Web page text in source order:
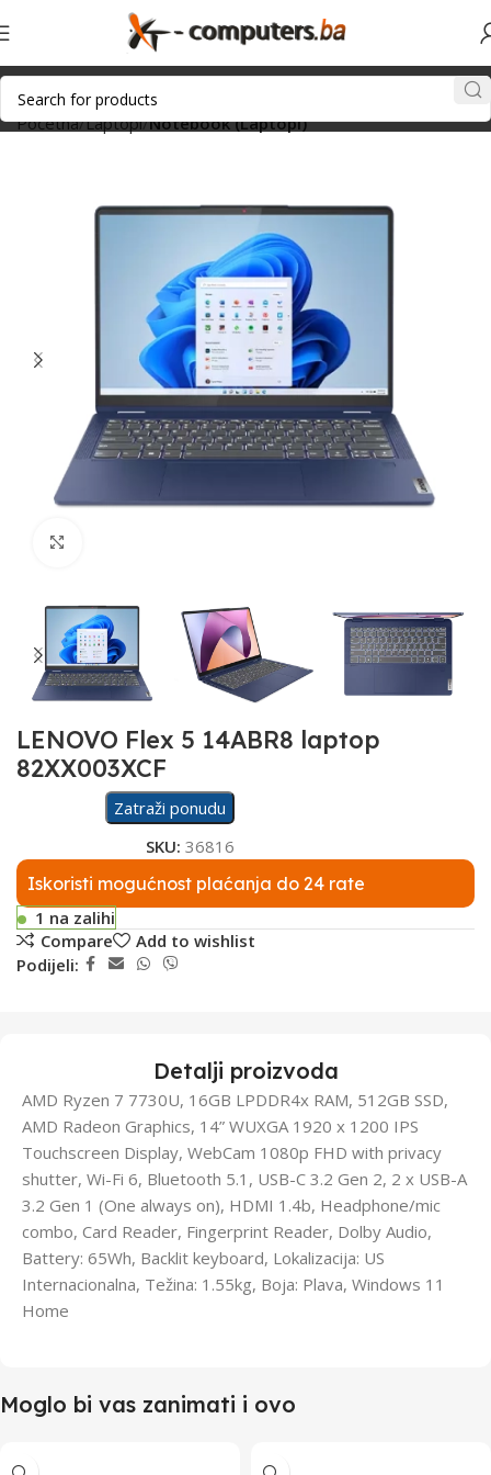
Početna Laptopi Notebook (Laptopi)
LENOVO Flex 5 14ABR8 laptop
82XX003XCF
Zatraži ponudu
SKU: 36816
Iskoristi mogućnost plaćanja do 24 rate
1 na zalihi
Compare
Add to wishlist
Podijeli:
Detalji proizvoda
AMD Ryzen 7 7730U, 16GB LPDDR4x RAM, 512GB SSD,
AMD Radeon Graphics, 14” WUXGA 1920 x 1200 IPS
Touchscreen Display, WebCam 1080p FHD with privacy
shutter, Wi-Fi 6, Bluetooth 5.1, USB-C 3.2 Gen 2, 2 x USB-A
3.2 Gen 1 (One always on), HDMI 1.4b, Headphone/mic
combo, Card Reader, Fingerprint Reader, Dolby Audio,
Battery: 65Wh, Backlit keyboard, Lokalizacija: US
Internacionalna, Težina: 1.55kg, Boja: Plava, Windows 11
Home
Moglo bi vas zanimati i ovo